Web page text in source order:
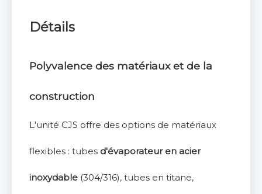
Détails
Polyvalence des matériaux et de la
construction
L'unité CJS offre des options de matériaux
flexibles : tubes d'évaporateur en acier
inoxydable (304/316), tubes en titane,